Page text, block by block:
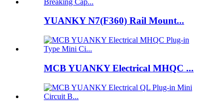
YUANKY N7(F360) Rail Mount...
MCB YUANKY Electrical MHQC ...